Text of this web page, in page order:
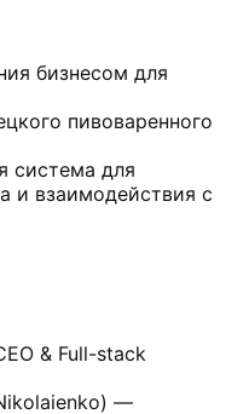
бизнесом для
пивоваренного
система для
и взаимодействия с
& Full-stack
—